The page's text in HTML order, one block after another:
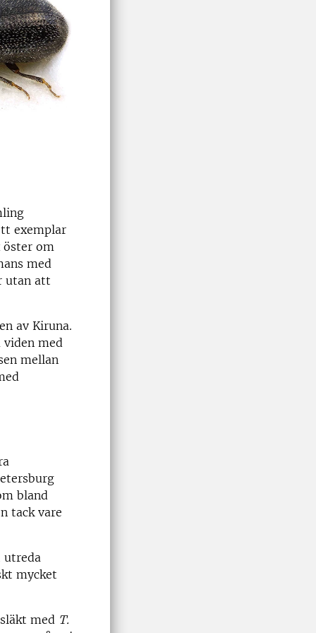
exemplar
öster om
med
utan att
av Kiruna.
med
mellan
bland
tack vare
utreda
mycket
med T.